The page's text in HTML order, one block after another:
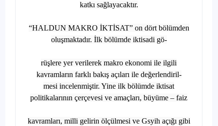
katkı sağlayacaktır.
“HALDUN MAKRO İKTİSAT” on dört bölümden
oluşmaktadır. İlk bölümde iktisadi gö-
rüşlere yer verilerek makro ekonomi ile ilgili
kavramların farklı bakış açıları ile değerlendiril-
mesi incelenmiştir. Yine ilk bölümde iktisat
politikalarının çerçevesi ve amaçları, büyüme – faiz
kavramları, milli gelirin ölçülmesi ve Gsyih açığı gibi